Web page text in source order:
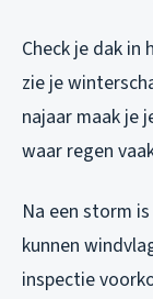
Check je dak
zie je
najaar maak je
waar regen
Na een storm
kunnen
inspectie